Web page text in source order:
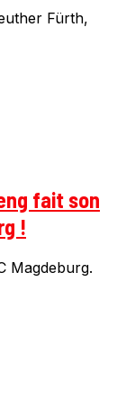
Fürth,
fait son
!
Magdeburg.